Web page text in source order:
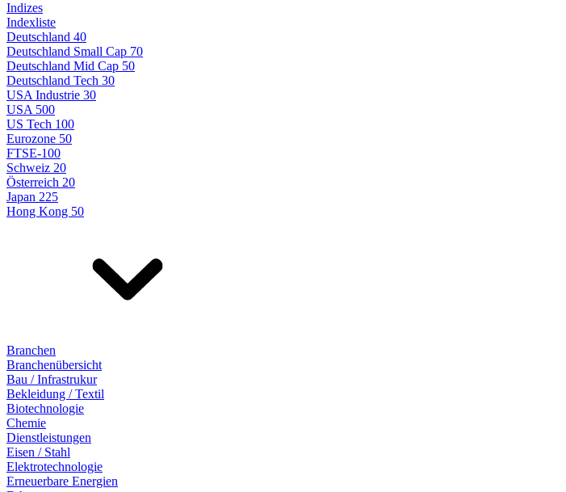
Indizes
Indexliste
Deutschland 40
Deutschland Small Cap 70
Deutschland Mid Cap 50
Deutschland Tech 30
USA Industrie 30
USA 500
US Tech 100
Eurozone 50
FTSE-100
Schweiz 20
Österreich 20
Japan 225
Hong Kong 50
Branchen
Branchenübersicht
Bau / Infrastrukur
Bekleidung / Textil
Biotechnologie
Chemie
Dienstleistungen
Eisen / Stahl
Elektrotechnologie
Erneuerbare Energien